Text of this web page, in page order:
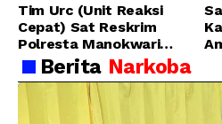
Tim Urc (Unit Reaksi
Cepat) Sat Reskrim
Polresta Manokwari
Berhasil Tangkap 2
Pelaku Pengeroyokan di
Taman Ria kab.
Manokwari
Berita Narkoba